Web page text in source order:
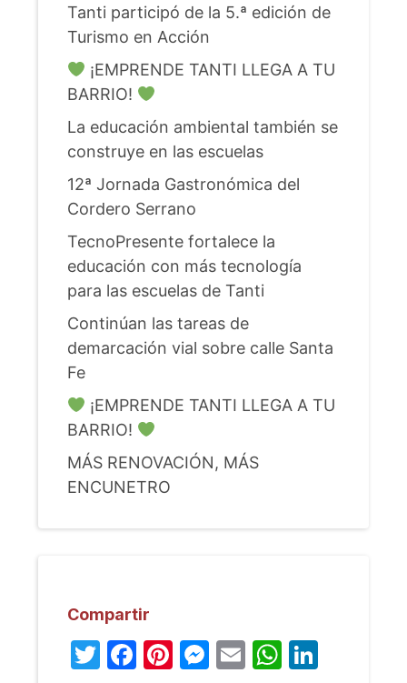
Tanti participó de la 5.ª edición de
Turismo en Acción
¡EMPRENDE TANTI LLEGA A TU
BARRIO!
La educación ambiental también se
construye en las escuelas
12ª Jornada Gastronómica del
Cordero Serrano
TecnoPresente fortalece la
educación con más tecnología
para las escuelas de Tanti
Continúan las tareas de
demarcación vial sobre calle Santa
Fe
¡EMPRENDE TANTI LLEGA A TU
BARRIO!
MÁS RENOVACIÓN, MÁS
ENCUNETRO
Compartir
Twitter
Facebook
Pinterest
Messenger
Email